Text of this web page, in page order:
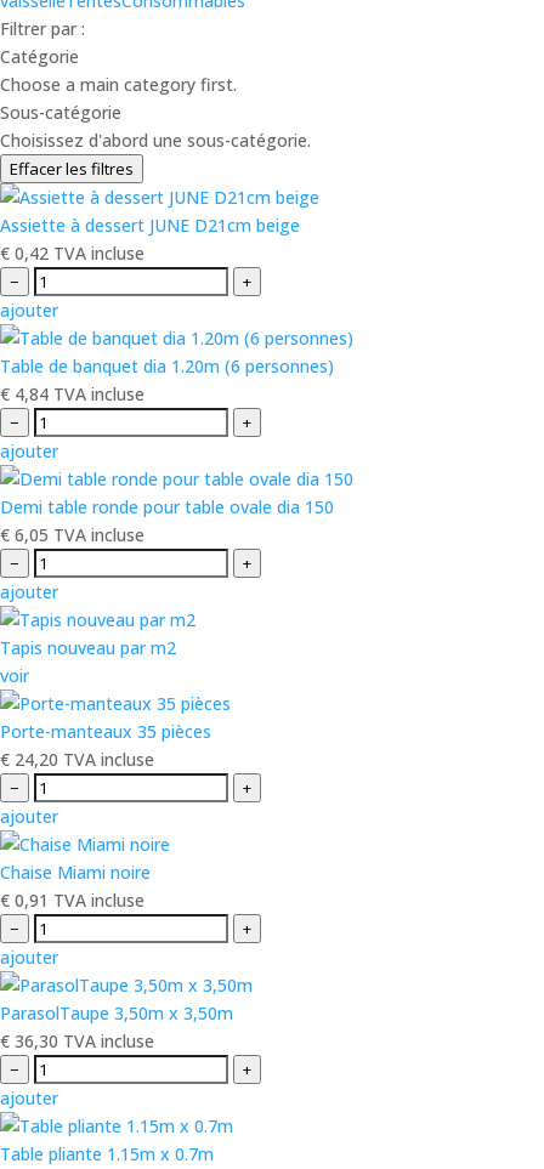
Filtrer par :
Catégorie
Choose a main category first.
Sous-catégorie
Choisissez d'abord une sous-catégorie.
Effacer les filtres
Assiette à dessert JUNE D21cm beige
€ 0,42 TVA incluse
− +
ajouter
Table de banquet dia 1.20m (6 personnes)
€ 4,84 TVA incluse
− +
ajouter
Demi table ronde pour table ovale dia 150
€ 6,05 TVA incluse
− +
ajouter
Tapis nouveau par m2
voir
Porte-manteaux 35 pièces
€ 24,20 TVA incluse
− +
ajouter
Chaise Miami noire
€ 0,91 TVA incluse
− +
ajouter
ParasolTaupe 3,50m x 3,50m
€ 36,30 TVA incluse
− +
ajouter
Table pliante 1.15m x 0.7m